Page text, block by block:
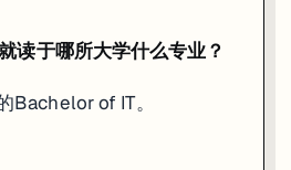
读于哪所大学什么专业？
Bachelor of IT。